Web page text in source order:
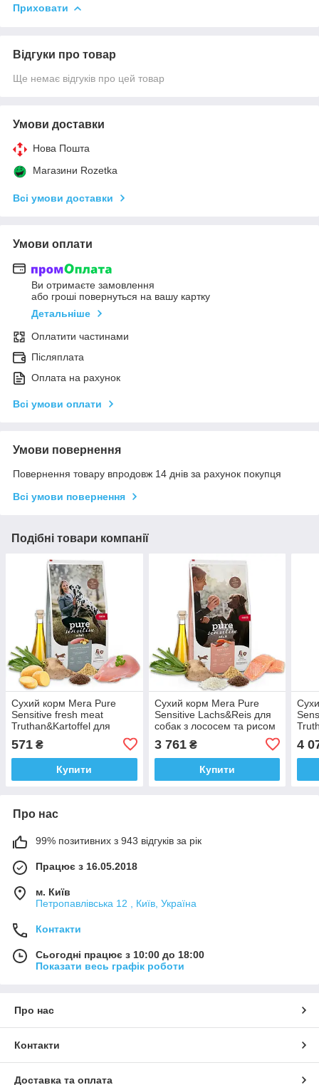
Приховати
Відгуки про товар
Ще немає відгуків про цей товар
Умови доставки
Нова Пошта
Магазини Rozetka
Всі умови доставки
Умови оплати
Ви отримаєте замовлення
або гроші повернуться на вашу картку
Детальніше
Оплатити частинами
Післяплата
Оплата на рахунок
Всі умови оплати
Умови повернення
Повернення товару впродовж 14 днів за рахунок покупця
Всі умови повернення
Подібні товари компанії
Сухий корм Mera Pure
Sensitive fresh meat
Truthan&Kartoffel для
картоплі 1
571 ₴
Купити
Сухий корм Mera Pure
Sensitive Lachs&Reis для
собак з лососем та рисом
3 761₴
Купити
4
Про нас
99% позитивних з 943 відгуків за рік
Працює з 16.05.2018
м. Київ
Петропавлівська 12 , Київ, Україна
Контакти
Сьогодні працює з 10:00 до 18:00
Показати весь графік роботи
Про нас
Контакти
Доставка та оплата